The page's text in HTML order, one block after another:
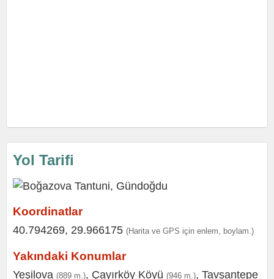
Yol Tarifi
Koordinatlar
40.794269, 29.966175 (Harita ve GPS için enlem, boylam.)
Yakındaki Konumlar
Yeşilova (889 m.), Çayırköy Köyü (946 m.), Tavşantepe